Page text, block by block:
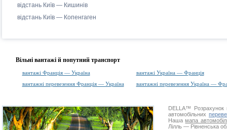
відстань Київ — Кишинів
відстань Київ — Копенгаген
Вільні вантажі й попутний транспорт
вантажі Франція — Україна
вантажі Україна — Франція
вантажні перевезення Франція — Україна
вантажні перевезення Україна —
DELLA™
Розрахунок
автомобільних
Нашамапа
Лілль — Рівненська